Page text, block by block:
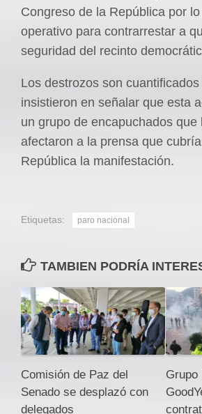
Congreso de la República por
operativo para contrarrestar a
seguridad del recinto
Los destrozos son
insistieron en señalar que esta
un grupo de encapuchados
afectaron a la prensa que
República la manifestación.
Etiquetas: paro nacional
TAMBIEN PODRÍA
Comisión de Paz del
Senado se desplazó con
delegados
Grupo